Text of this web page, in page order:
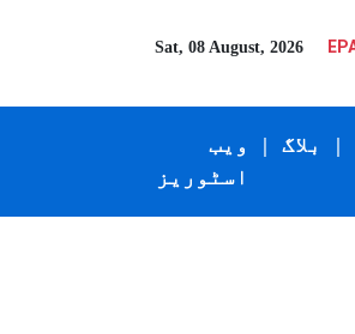
Sat, 08 August, 2026
ویب
اسٹوریز
| بلاگ |